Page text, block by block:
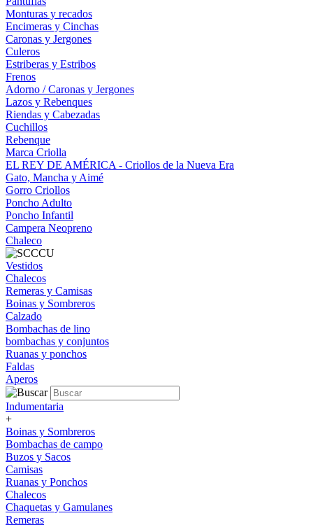
Monturas y recados
Encimeras y Cinchas
Caronas y Jergones
Culeros
Estriberas y Estribos
Frenos
Adorno / Caronas y Jergones
Lazos y Rebenques
Riendas y Cabezadas
Cuchillos
Rebenque
Marca Criolla
EL REY DE AMÉRICA - Criollos de la Nueva Era
Gato, Mancha y Aimé
Gorro Criollos
Poncho Adulto
Poncho Infantil
Campera Neopreno
Chaleco
Vestidos
Chalecos
Remeras y Camisas
Boinas y Sombreros
Calzado
Bombachas de lino
bombachas y conjuntos
Ruanas y ponchos
Faldas
Aperos
Indumentaria
+
Boinas y Sombreros
Bombachas de campo
Buzos y Sacos
Camisas
Ruanas y Ponchos
Chalecos
Chaquetas y Gamulanes
Remeras